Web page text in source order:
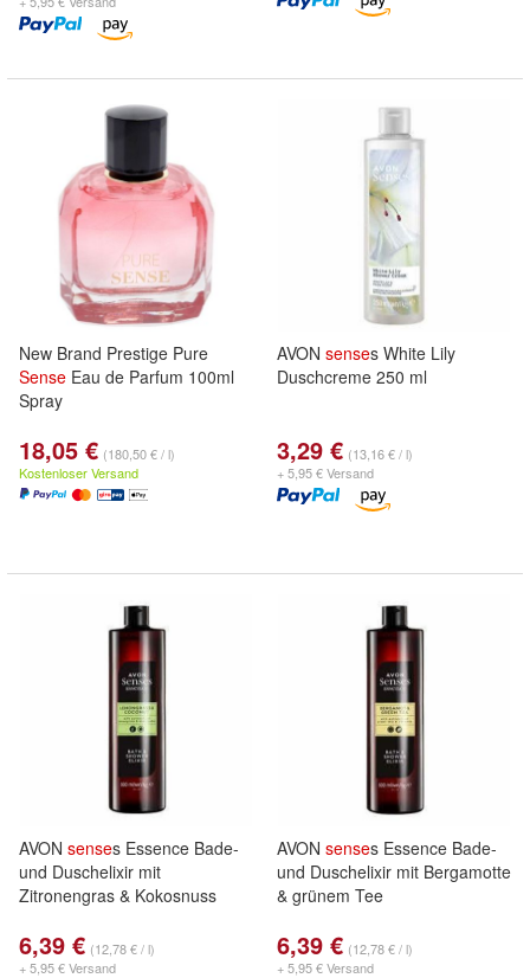
New Brand Prestige Pure
Sense Eau de Parfum 100ml
Spray
18,05 € (180,50 € / l)
Kostenloser Versand
AVON senses White Lily
Duschcreme 250 ml
3,29 € (13,16 € / l)
+ 5,95 € Versand
AVON senses Essence Bade-
und Duschelixir mit
Zitronengras & Kokosnuss
6,39 € (12,78 € / l)
+ 5,95 € Versand
AVON senses Essence Bade-
und Duschelixir mit Bergamotte
& grünem Tee
6,39 € (12,78 € / l)
+ 5,95 € Versand